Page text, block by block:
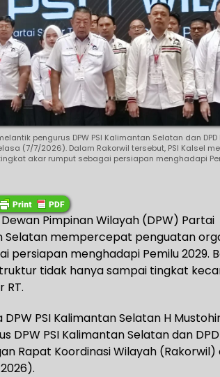
pengurus DPW PSI Kalimantan Selatan dan DPD
(7/7/2026). Dalam Rakorwil tersebut, PSI Kalsel
akar rumput sebagai persiapan menghadapi
Pimpinan Wilayah (DPW) Partai
Selatan mempercepat penguatan
persiapan menghadapi Pemilu 2029.
tidak hanya sampai tingkat
RT.‎‎
PSI Kalimantan Selatan H
PSI Kalimantan Selatan dan DPD
Rapat Koordinasi Wilayah (Rakorwil)